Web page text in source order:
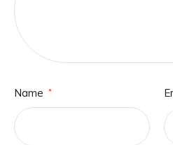
Name *